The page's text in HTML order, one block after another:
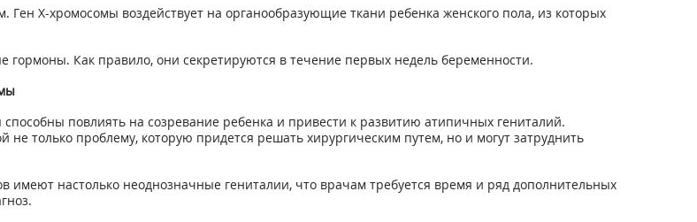
Х-хромосомы воздействует на органообразующие ткани ребенка женского пола, из которых
гормоны. Как правило, они секретируются в течение первых недель беременности.
повлиять на созревание ребенка и привести к развитию атипичных гениталий.
только проблему, которую придется решать хирургическим путем, но и могут затруднить
настолько неоднозначные гениталии, что врачам требуется время и ряд дополнительных